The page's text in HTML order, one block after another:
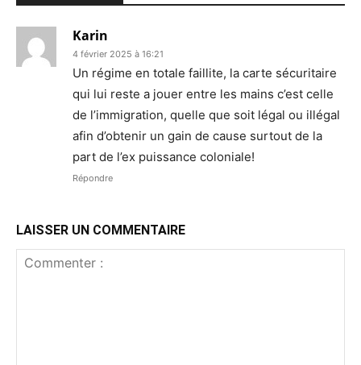
Karin
4 février 2025 à 16:21
Un régime en totale faillite, la carte sécuritaire
qui lui reste a jouer entre les mains c’est celle
de l’immigration, quelle que soit légal ou illégal
afin d’obtenir un gain de cause surtout de la
part de l’ex puissance coloniale!
Répondre
LAISSER UN COMMENTAIRE